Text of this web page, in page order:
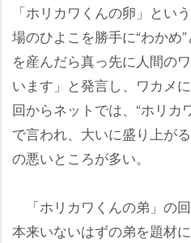
「ホリカワくんの卵」とい
場のひよこを勝手に“わかめ
を産んだら真っ先に人間の
います」と発言し、ワカメ
回からネットでは、“ホリカ
で言われ、大いに盛り上が
の悪いところが多い。
「ホリカワくんの弟」の回
本来いないはずの弟を題材